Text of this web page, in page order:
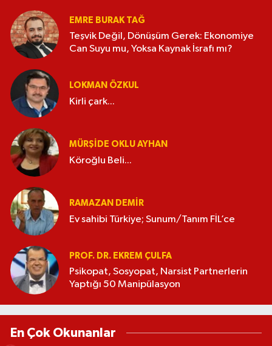
EMRE BURAK TAĞ
Teşvik Değil, Dönüşüm Gerek: Ekonomiye
Can Suyu mu, Yoksa Kaynak İsrafı mı?
LOKMAN ÖZKUL
Kirli çark...
MÜRŞIDE OKLU AYHAN
Köroğlu Beli...
RAMAZAN DEMİR
Ev sahibi Türkiye; Sunum/Tanım FİL’ce
PROF. DR. EKREM ÇULFA
Psikopat, Sosyopat, Narsist Partnerlerin
Yaptığı 50 Manipülasyon
En Çok Okunanlar